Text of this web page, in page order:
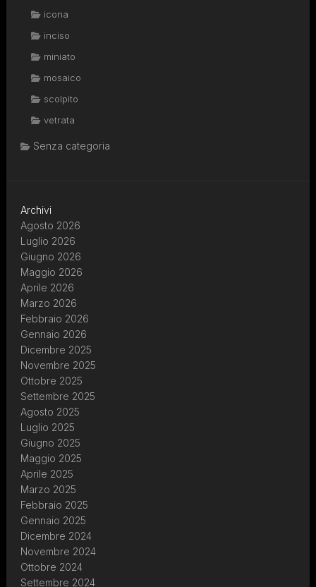
icona
inciso
miniato
mosaico
scolpito
vetrata
Senza categoria
Archivi
Agosto 2026
Luglio 2026
Giugno 2026
Maggio 2026
Aprile 2026
Marzo 2026
Febbraio 2026
Gennaio 2026
Dicembre 2025
Novembre 2025
Ottobre 2025
Settembre 2025
Agosto 2025
Luglio 2025
Giugno 2025
Maggio 2025
Aprile 2025
Marzo 2025
Febbraio 2025
Gennaio 2025
Dicembre 2024
Novembre 2024
Ottobre 2024
Settembre 2024